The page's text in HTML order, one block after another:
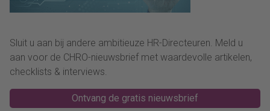
Sluit u aan bij andere ambitieuze HR-Directeuren. Meld u
aan voor de CHRO-nieuwsbrief met waardevolle artikelen,
checklists & interviews.
Ontvang de gratis nieuwsbrief